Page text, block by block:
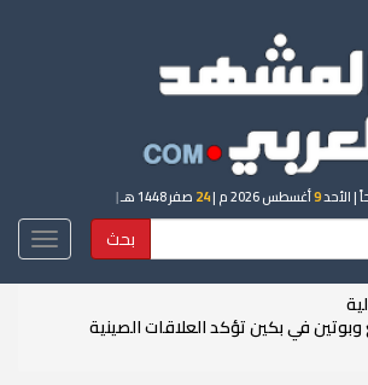
| الأحد9أغسطس 2026 م | 24 صفر 1448 هـ |
بحث
في بكين تؤكد العلاقات الصينية